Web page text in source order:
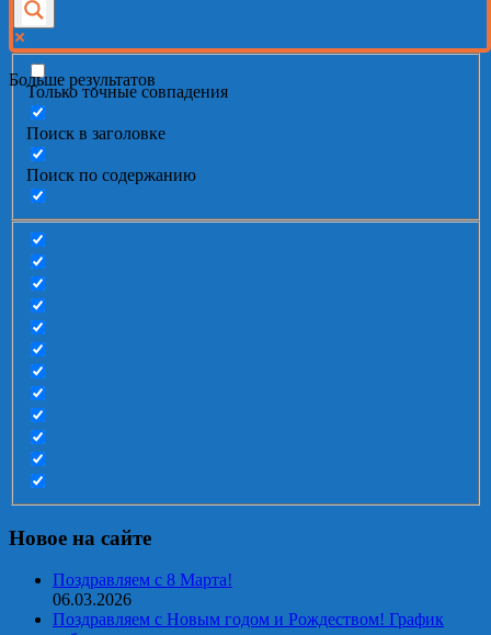
Больше результатов
Только точные совпадения
Поиск в заголовке
Поиск по содержанию
Новое на сайте
Поздравляем с 8 Марта!
06.03.2026
Поздравляем с Новым годом и Рождеством! График